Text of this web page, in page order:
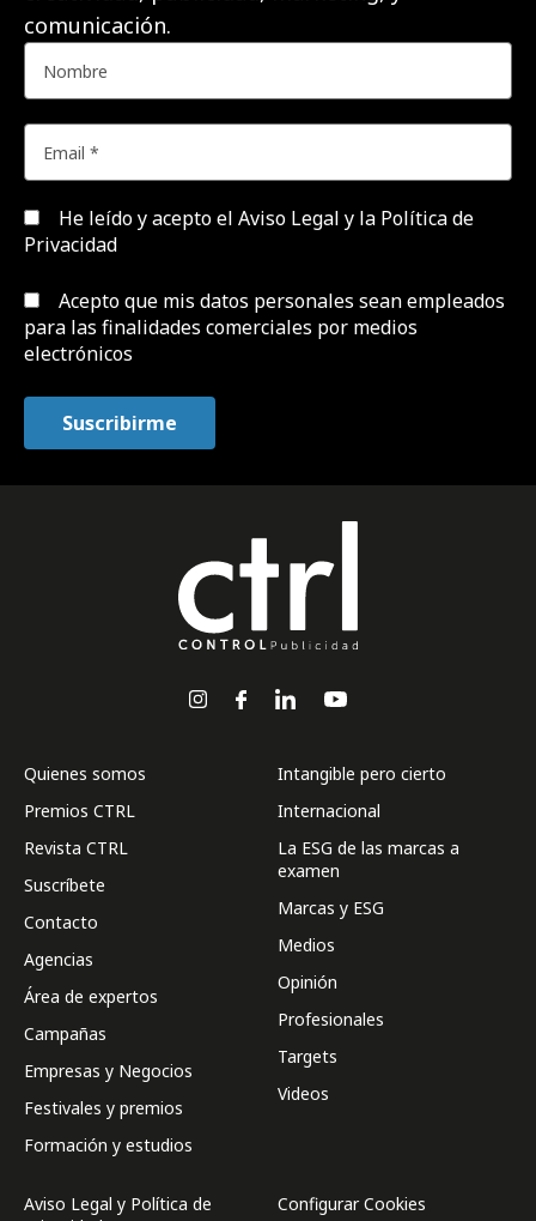
comunicación.
He leído y acepto el Aviso Legal y la Política de
Privacidad
Acepto que mis datos personales sean empleados
para las finalidades comerciales por medios
electrónicos
Quienes somos
Premios CTRL
Revista CTRL
Suscríbete
Contacto
Agencias
Área de expertos
Campañas
Empresas y Negocios
Festivales y premios
Formación y estudios
Intangible pero cierto
Internacional
La ESG de las marcas a
examen
Marcas y ESG
Medios
Opinión
Profesionales
Targets
Videos
Aviso Legal y Política de
Configurar Cookies